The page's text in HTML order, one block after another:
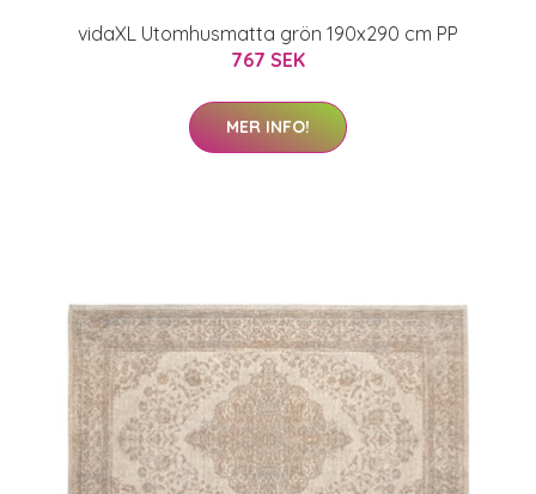
vidaXL Utomhusmatta grön 190x290 cm PP
767 SEK
MER INFO!